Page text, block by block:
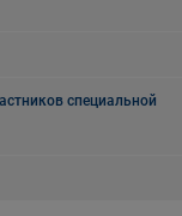
специальной